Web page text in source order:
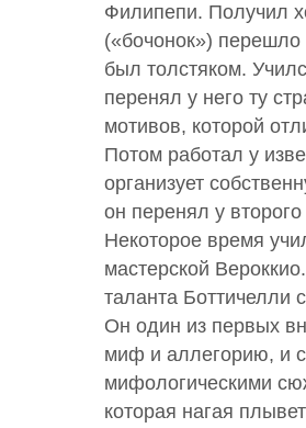
Филипепи. Получил
(«бочонок»)
был толстяком.
перенял у него ту
мотивов, которой
Потом работал у
организует
он перенял у
Некоторое время
мастерской
таланта Боттичелли
Он один из первых
миф и аллегорию, и
мифологическими
которая нагая